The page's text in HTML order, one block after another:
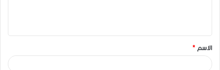
الاسم *